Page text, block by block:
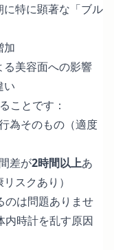
に特に顕著な「ブル
加
る美容面への影響
い
ことです：
為そのもの（適度
差が2時間以上あ
スクあり）
のは問題ありませ
内時計を乱す原因